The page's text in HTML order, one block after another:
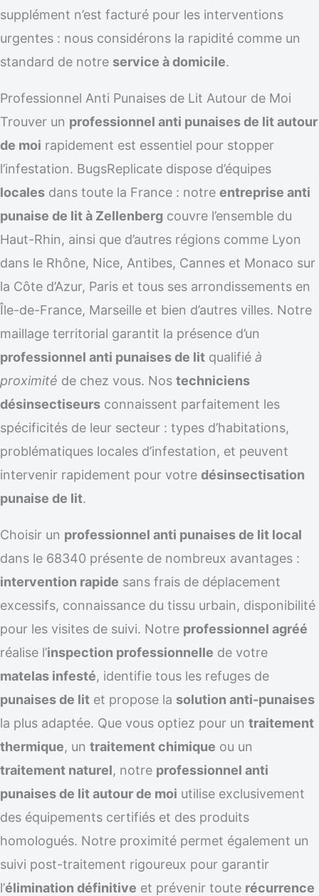
supplément n’est facturé pour les interventions
urgentes : nous considérons la rapidité comme un
standard de notre service à domicile.
Professionnel Anti Punaises de Lit Autour de Moi
Trouver un professionnel anti punaises de lit autour
de moi rapidement est essentiel pour stopper
l’infestation. BugsReplicate dispose d’équipes
locales dans toute la France : notre entreprise anti
punaise de lit à Zellenberg couvre l’ensemble du
Haut-Rhin, ainsi que d’autres régions comme Lyon
dans le Rhône, Nice, Antibes, Cannes et Monaco sur
la Côte d’Azur, Paris et tous ses arrondissements en
Île-de-France, Marseille et bien d’autres villes. Notre
maillage territorial garantit la présence d’un
professionnel anti punaises de lit qualifié à
proximité de chez vous. Nos techniciens
désinsectiseurs connaissent parfaitement les
spécificités de leur secteur : types d’habitations,
problématiques locales d’infestation, et peuvent
intervenir rapidement pour votre désinsectisation
punaise de lit.
Choisir un professionnel anti punaises de lit local
dans le 68340 présente de nombreux avantages :
intervention rapide sans frais de déplacement
excessifs, connaissance du tissu urbain, disponibilité
pour les visites de suivi. Notre professionnel agréé
réalise l’inspection professionnelle de votre
matelas infesté, identifie tous les refuges de
punaises de lit et propose la solution anti-punaises
la plus adaptée. Que vous optiez pour un traitement
thermique, un traitement chimique ou un
traitement naturel, notre professionnel anti
punaises de lit autour de moi utilise exclusivement
des équipements certifiés et des produits
homologués. Notre proximité permet également un
suivi post-traitement rigoureux pour garantir
l’élimination définitive et prévenir toute récurrence